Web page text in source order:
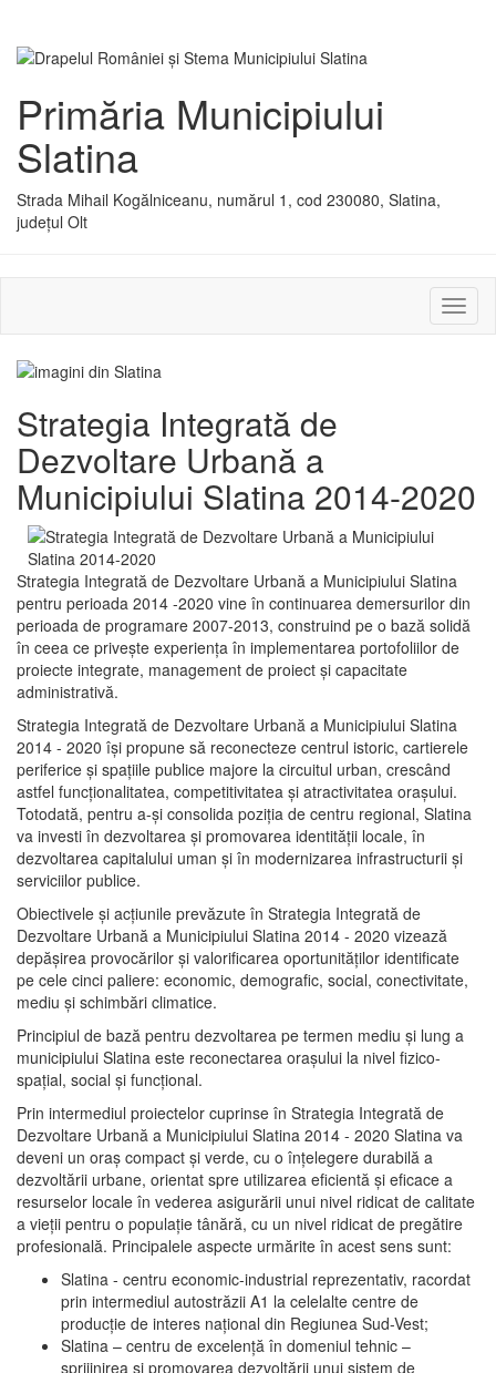
Primăria Municipiului
Slatina
Strada Mihail Kogălniceanu, numărul 1, cod 230080, Slatina,
județul Olt
sau
Strategia Integrată de
Dezvoltare Urbană a
Municipiului Slatina 2014-2020
Strategia Integrată de Dezvoltare Urbană a Municipiului Slatina
pentru perioada 2014 -2020 vine în continuarea demersurilor din
perioada de programare 2007-2013, construind pe o bază solidă
în ceea ce priveşte experienţa în implementarea portofoliilor de
proiecte integrate, management de proiect și capacitate
administrativă.
Strategia Integrată de Dezvoltare Urbană a Municipiului Slatina
2014 - 2020 își propune să reconecteze centrul istoric, cartierele
periferice şi spaţiile publice majore la circuitul urban, crescând
astfel funcţionalitatea, competitivitatea şi atractivitatea oraşului.
Totodată, pentru a-şi consolida poziţia de centru regional, Slatina
va investi în dezvoltarea şi promovarea identităţii locale, în
dezvoltarea capitalului uman şi în modernizarea infrastructurii şi
serviciilor publice.
Obiectivele şi acţiunile prevăzute în Strategia Integrată de
Dezvoltare Urbană a Municipiului Slatina 2014 - 2020 vizează
depășirea provocărilor şi valorificarea oportunităţilor identificate
pe cele cinci paliere: economic, demografic, social, conectivitate,
mediu şi schimbări climatice.
Principiul de bază pentru dezvoltarea pe termen mediu şi lung a
municipiului Slatina este reconectarea oraşului la nivel fizico-
spaţial, social şi funcţional.
Prin intermediul proiectelor cuprinse în Strategia Integrată de
Dezvoltare Urbană a Municipiului Slatina 2014 - 2020 Slatina va
deveni un oraş compact şi verde, cu o înţelegere durabilă a
dezvoltării urbane, orientat spre utilizarea eficientă şi eficace a
resurselor locale în vederea asigurării unui nivel ridicat de calitate
a vieţii pentru o populaţie tânără, cu un nivel ridicat de pregătire
profesională. Principalele aspecte urmărite în acest sens sunt:
Slatina - centru economic-industrial reprezentativ, racordat
prin intermediul autostrăzii A1 la celelalte centre de
producţie de interes naţional din Regiunea Sud-Vest;
Slatina – centru de excelenţă în domeniul tehnic –
sprijinirea şi promovarea dezvoltării unui sistem de